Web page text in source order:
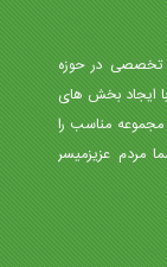
تخصصی در حوزه
ایجاد بخش های
مجموعه مناسب را
مردم عزیزمیسر